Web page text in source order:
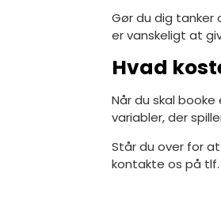
Gør du dig tanker
er vanskeligt at
Hvad
Når du skal
variabler, der
Står du over for
kontakte os på tlf.